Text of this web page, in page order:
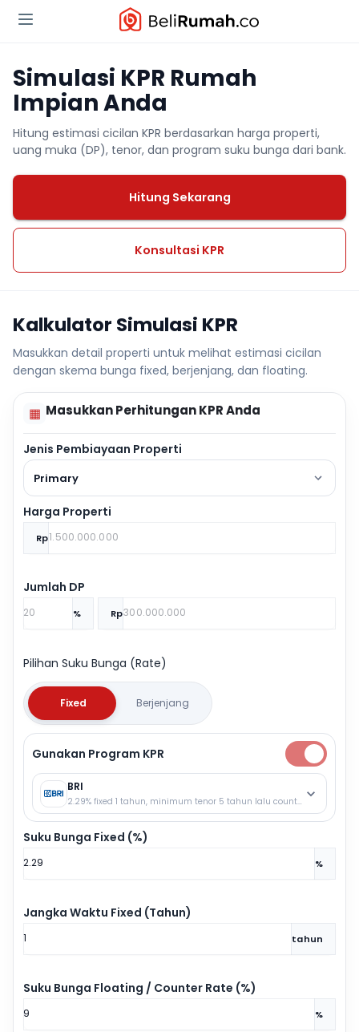
Simulasi KPR Rumah
Impian Anda
Hitung estimasi cicilan KPR berdasarkan harga properti,
uang muka (DP), tenor, dan program suku bunga dari bank.
Hitung Sekarang
Konsultasi KPR
Kalkulator Simulasi KPR
Masukkan detail properti untuk melihat estimasi cicilan
dengan skema bunga fixed, berjenjang, dan floating.
▦ Masukkan Perhitungan KPR Anda
Jenis Pembiayaan Properti
Primary
Harga Properti
Rp
Jumlah DP
% Rp
Pilihan Suku Bunga (Rate)
Fixed Berjenjang
Gunakan Program KPR
BRI
2.29% fixed 1 tahun, minimum tenor 5 tahun lalu counter rate.
Suku Bunga Fixed (%)
%
Jangka Waktu Fixed (Tahun)
tahun
Suku Bunga Floating / Counter Rate (%)
%